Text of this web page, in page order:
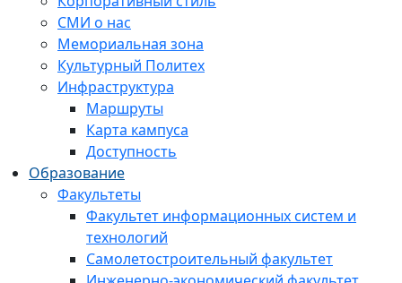
СМИ о нас
Мемориальная зона
Культурный Политех
Инфраструктура
Маршруты
Карта кампуса
Доступность
Образование
Факультеты
Факультет информационных систем и
технологий
Самолетостроительный факультет